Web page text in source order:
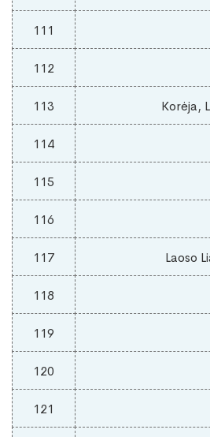
111
112
113 Korėja,
114
115
116
117 Laoso
118
119
120
121